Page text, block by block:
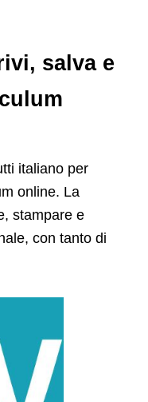
salva e
italiano per
online. La
stampare e
con tanto di